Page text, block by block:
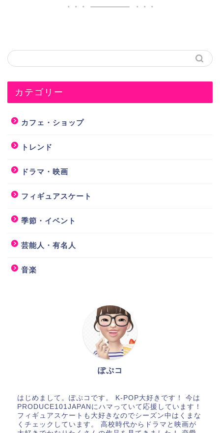
カテゴリー
カフェ・ショップ
トレンド
ドラマ・映画
フィギュアスケート
季節・イベント
芸能人・有名人
音楽
ぽぷコ
はじめまして。ぽぷコです。 K-POP大好きです！ 今は
PRODUCE101JAPANにハマっていて応援しています！
フィギュアスケートも大好きなのでシーズン中はくまな
くチェックしています。 高校時代からドラマと映画が